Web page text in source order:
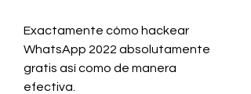
Exactamente cómo hackear
WhatsApp 2022 absolutamente
gratis así como de manera
efectiva.